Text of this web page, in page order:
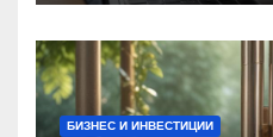
БИЗНЕС И ИНВЕСТИЦИИ